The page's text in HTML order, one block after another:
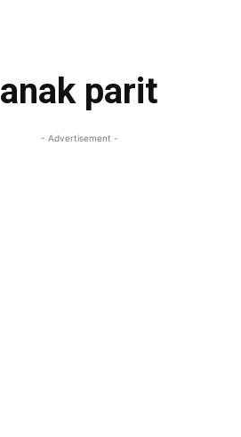
anak parit
- Advertisement -